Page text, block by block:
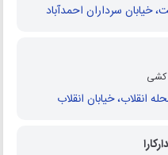
خیابان سرداران احمدآباد
کشی